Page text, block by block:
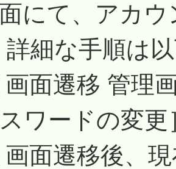
にて、アカ
詳細な手順は
画面遷移 管理
ワードの変更
画面遷移後、